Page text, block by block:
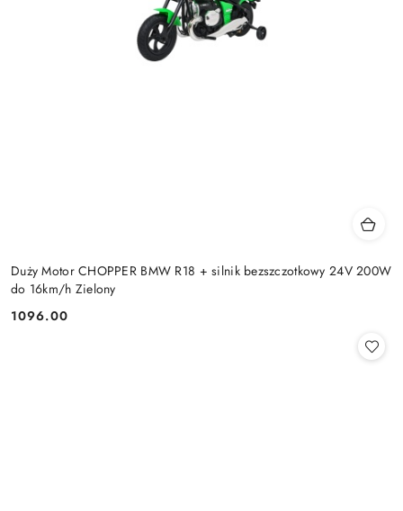
Duży Motor CHOPPER BMW R18 + silnik bezszczotkowy 24V 200W
do 16km/h Zielony
Cena:
1096.00